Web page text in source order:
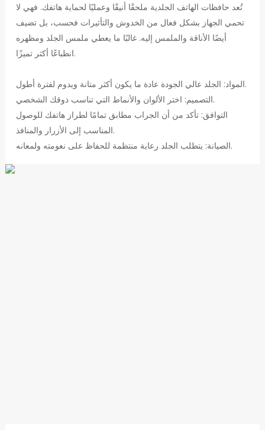
تُعد حافظات الهاتف الجلدية ملحقًا أنيقًا وعمليًا لحماية هاتفك. فهي لا
تحمي الجهاز بشكل فعال من الخدوش والتأثيرات فحسب، بل تضيف
أيضًا الأناقة والملمس إليه. غالبًا ما يعطي ملمس الجلد ومظهره
انطباعًا أكثر تميزًا.
المواد: الجلد عالي الجودة عادة ما يكون أكثر متانة ويدوم لفترة أطول.
التصميم: اختر الألوان والأنماط التي تناسب ذوقك الشخصي.
التوافق: تأكد من أن الجراب مطابق تمامًا لطراز هاتفك للوصول
المناسب إلى الأزرار والمنافذ.
الصيانة: يتطلب الجلد رعاية منتظمة للحفاظ على نعومته ولمعانه.